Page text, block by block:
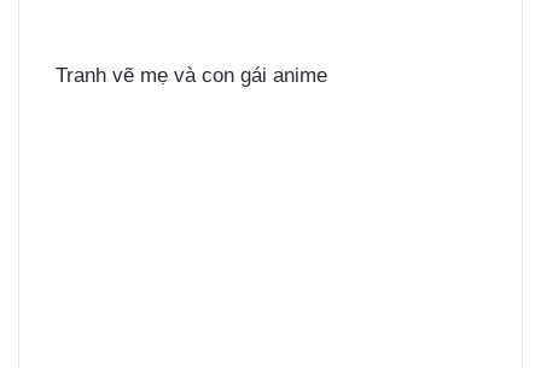
Tranh vẽ mẹ và con gái anime